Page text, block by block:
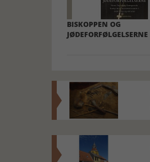
BISKOPPEN OG
JØDEFORFØLGELSERNE